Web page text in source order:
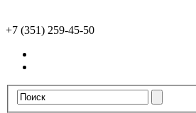
+7 (351) 259-45-50